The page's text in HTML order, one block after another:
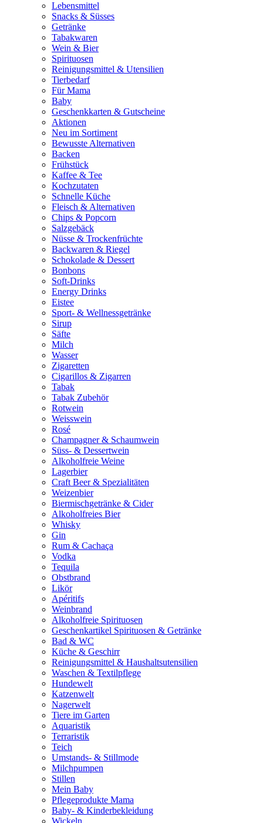
Lebensmittel
Snacks & Süsses
Getränke
Tabakwaren
Wein & Bier
Spirituosen
Reinigungsmittel & Utensilien
Tierbedarf
Für Mama
Baby
Geschenkkarten & Gutscheine
Aktionen
Neu im Sortiment
Bewusste Alternativen
Backen
Frühstück
Kaffee & Tee
Kochzutaten
Schnelle Küche
Fleisch & Alternativen
Chips & Popcorn
Salzgebäck
Nüsse & Trockenfrüchte
Backwaren & Riegel
Schokolade & Dessert
Bonbons
Soft-Drinks
Energy Drinks
Eistee
Sport- & Wellnessgetränke
Sirup
Säfte
Milch
Wasser
Zigaretten
Cigarillos & Zigarren
Tabak
Tabak Zubehör
Rotwein
Weisswein
Rosé
Champagner & Schaumwein
Süss- & Dessertwein
Alkoholfreie Weine
Lagerbier
Craft Beer & Spezialitäten
Weizenbier
Biermischgetränke & Cider
Alkoholfreies Bier
Whisky
Gin
Rum & Cachaça
Vodka
Tequila
Obstbrand
Likör
Apéritifs
Weinbrand
Alkoholfreie Spirituosen
Geschenkartikel Spirituosen & Getränke
Bad & WC
Küche & Geschirr
Reinigungsmittel & Haushaltsutensilien
Waschen & Textilpflege
Hundewelt
Katzenwelt
Nagerwelt
Tiere im Garten
Aquaristik
Terraristik
Teich
Umstands- & Stillmode
Milchpumpen
Stillen
Mein Baby
Pflegeprodukte Mama
Baby- & Kinderbekleidung
Wickeln